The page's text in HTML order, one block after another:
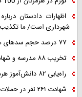
اظهارات دادستان
شهرداری است/ ما
۷۷ درصد حجم سدهای هرمزگان پُر شد
تخریب ۸۸ مدرسه و شهادت ۱۴۹ دانش‌آموز و معلم هرمزگانی
راه‌یابی ۸۲ دانش‌آموز هرمزگانی به مرحله دوم المپیادهای علمی کشور
شهادت ۲۶۱ نفر در حملات دشمن به هرمزگان/ ۱۷۵ نفر زن و کودک